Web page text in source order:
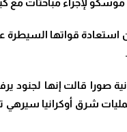
استعادة قواتها
.
صورا قالت إنها لجنود